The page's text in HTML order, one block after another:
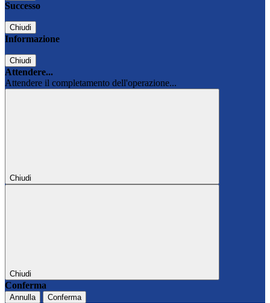
Successo
Chiudi
Informazione
Chiudi
Attendere...
Attendere il completamento dell'operazione...
Chiudi
Chiudi
Conferma
Annulla Conferma